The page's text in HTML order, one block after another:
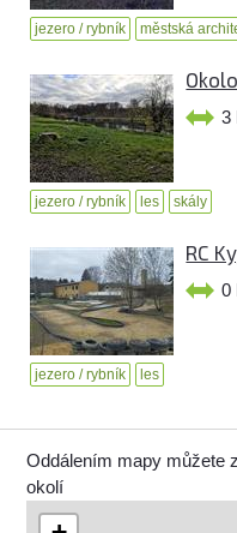
jezero / rybník městská
3
jezero / rybník les skály
RC
0
jezero / rybník les
Oddálením mapy můžete
okolí